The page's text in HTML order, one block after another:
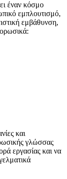
έναν κόσμο
εμπλουτισμό,
εμβάθυνση,
και
γλώσσας
εργασίας και να